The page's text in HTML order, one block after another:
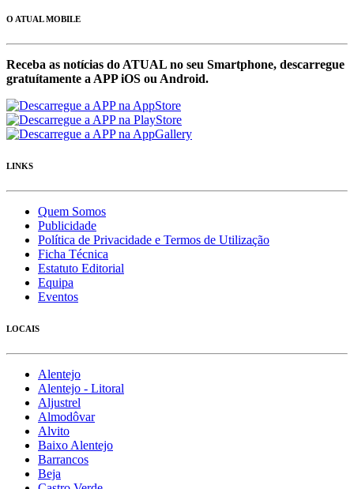
O ATUAL MOBILE
Receba as notícias do ATUAL no seu Smartphone, descarregue
gratuítamente a APP iOS ou Android.
LINKS
Quem Somos
Publicidade
Política de Privacidade e Termos de Utilização
Ficha Técnica
Estatuto Editorial
Equipa
Eventos
LOCAIS
Alentejo
Alentejo - Litoral
Aljustrel
Almodôvar
Alvito
Baixo Alentejo
Barrancos
Beja